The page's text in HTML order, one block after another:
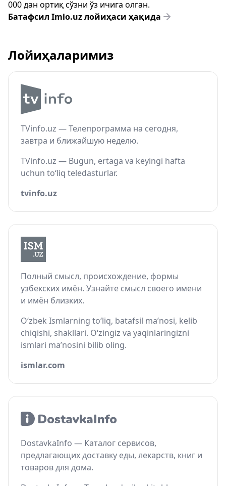
000 дан ортиқ сўзни ўз ичига олган.
Батафсил Imlo.uz лойиҳаси ҳақида
Лойиҳаларимиз
TVinfo.uz — Телепрограмма на сегодня,
завтра и ближайшую неделю.
TVinfo.uz — Bugun, ertaga va keyingi hafta
uchun to‘liq teledasturlar.
tvinfo.uz
Полный смысл, происхождение, формы
узбекских имён. Узнайте смысл своего имени
и имён близких.
O‘zbek Ismlarning to‘liq, batafsil ma’nosi, kelib
chiqishi, shakllari. O‘zingiz va yaqinlaringizni
ismlari ma’nosini bilib oling.
ismlar.com
DostavkaInfo — Каталог сервисов,
предлагающих доставку еды, лекарств, книг и
товаров для дома.